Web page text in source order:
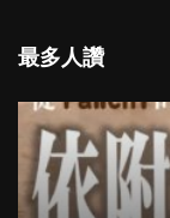
最多人讚